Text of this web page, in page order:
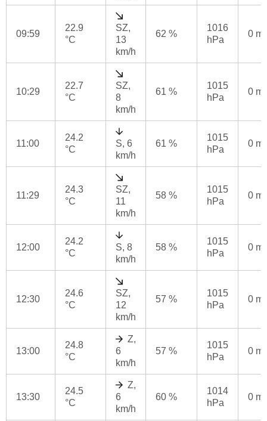
09:59
22.9
°C
SZ,
13
km/h
62 %
1016
hPa
0
10:29
22.7
°C
SZ,
8
km/h
61 %
1015
hPa
0
11:00
24.2
°C
S, 6
km/h
61 %
1015
hPa
0
11:29
24.3
°C
SZ,
11
km/h
58 %
1015
hPa
0
12:00
24.2
°C
S, 8
km/h
58 %
1015
hPa
0
12:30
24.6
°C
SZ,
12
km/h
57 %
1015
hPa
0
13:00
24.8
°C
Z,
6
km/h
57 %
1015
hPa
0
13:30
24.5
°C
Z,
6
km/h
60 %
1014
hPa
0